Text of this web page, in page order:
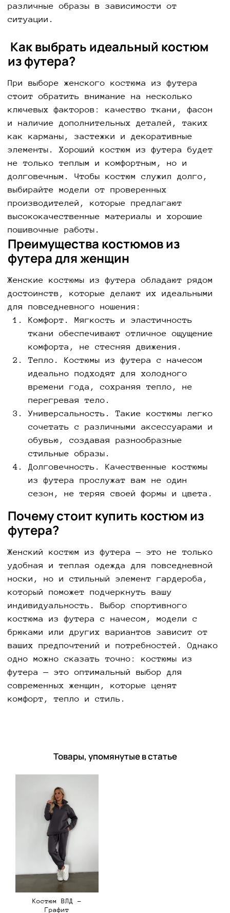
различные образы в зависимости от
ситуации.
Как выбрать идеальный костюм
из футера?
При выборе женского костюма из футера
стоит обратить внимание на несколько
ключевых факторов: качество ткани, фасон
и наличие дополнительных деталей, таких
как карманы, застежки и декоративные
элементы. Хороший костюм из футера будет
не только теплым и комфортным, но и
долговечным. Чтобы костюм служил долго,
выбирайте модели от проверенных
производителей, которые предлагают
высококачественные материалы и хорошие
пошивочные работы.
Преимущества костюмов из
футера для женщин
Женские костюмы из футера обладают рядом
достоинств, которые делают их идеальными
для повседневного ношения:
Комфорт. Мягкость и эластичность
ткани обеспечивают отличное ощущение
комфорта, не стесняя движения.
Тепло. Костюмы из футера с начесом
идеально подходят для холодного
времени года, сохраняя тепло, не
перегревая тело.
Универсальность. Такие костюмы легко
сочетать с различными аксессуарами и
обувью, создавая разнообразные
стильные образы.
Долговечность. Качественные костюмы
из футера прослужат вам не один
сезон, не теряя своей формы и цвета.
Почему стоит купить костюм из
футера?
Женский костюм из футера — это не только
удобная и теплая одежда для повседневной
носки, но и стильный элемент гардероба,
который поможет подчеркнуть вашу
индивидуальность. Выбор спортивного
костюма из футера с начесом, модели с
брюками или других вариантов зависит от
ваших предпочтений и потребностей. Однако
одно можно сказать точно: костюмы из
футера — это оптимальный выбор для
современных женщин, которые ценят
комфорт, тепло и стиль.
Товары, упомянутые в статье
Костюм ВЛД -
Графит